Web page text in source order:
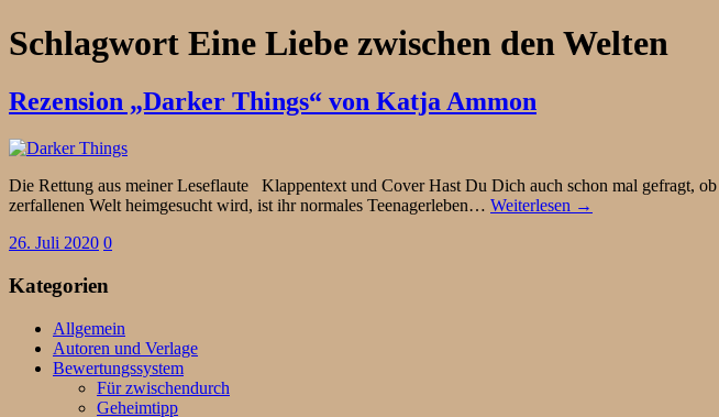
Schlagwort Eine Liebe zwischen den Welten
Rezension „Darker Things“ von Katja Ammon
Die Rettung aus meiner Leseflaute Klappentext und Cover Hast Du Dich auch schon mal gefragt,
zerfallenen Welt heimgesucht wird, ist ihr normales Teenagerleben… Weiterlesen →
26. Juli 2020 0
Kategorien
Allgemein
Autoren und Verlage
Bewertungssystem
Für zwischendurch
Geheimtipp